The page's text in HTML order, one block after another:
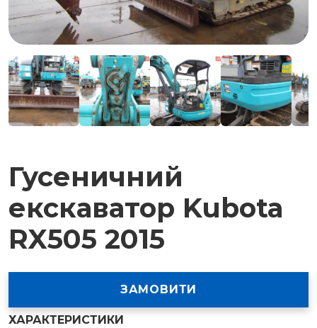
Гусеничний
екскаватор Kubota
RX505 2015
ЗАМОВИТИ
ХАРАКТЕРИСТИКИ